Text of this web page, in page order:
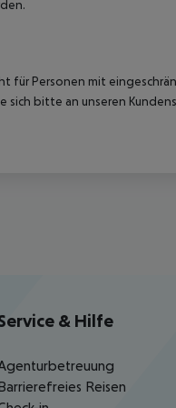
für Personen mit
sich bitte an unseren
& Hilfe
Reisen